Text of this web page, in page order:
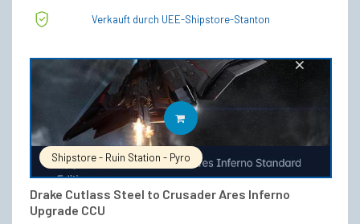
Verkauft durch UEE-Shipstore-Stanton
Shipstore - Ruin Station - Pyro
Drake Cutlass Steel to Crusader Ares Inferno
Upgrade CCU
IN DEN WARENKORB